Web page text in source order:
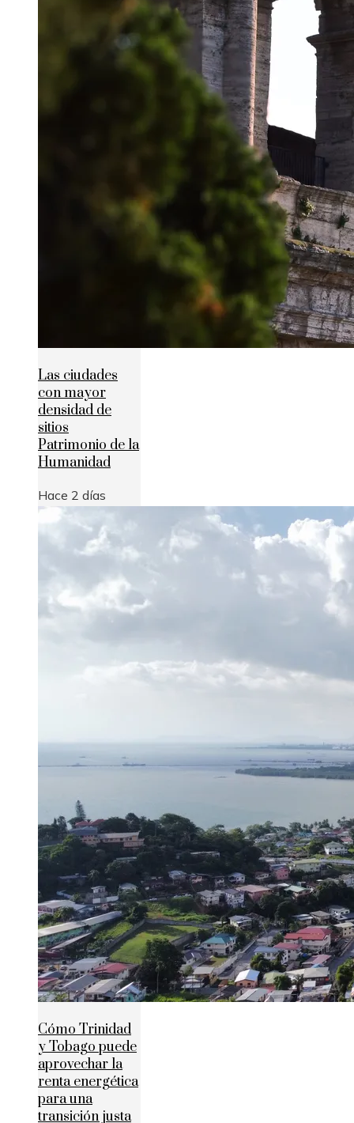
Las ciudades
con mayor
densidad de
sitios
Patrimonio de la
Humanidad
Hace 2 días
Cómo Trinidad
y Tobago puede
aprovechar la
renta energética
para una
transición justa